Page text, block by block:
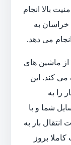
بالا انجام
به
می دهد.
ماشین های
کند. این
را به
شما و با
بار به
بروز